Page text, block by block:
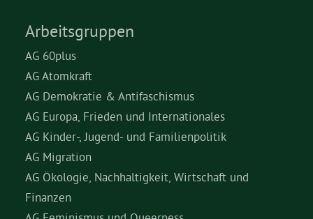
Arbeitsgruppen
AG 60plus
AG Atomkraft
AG Demokratie & Antifaschismus
AG Europa, Frieden und Internationales
AG Kinder-, Jugend- und Familienpolitik
AG Migration
AG Ökologie, Nachhaltigkeit, Wirtschaft und
Finanzen